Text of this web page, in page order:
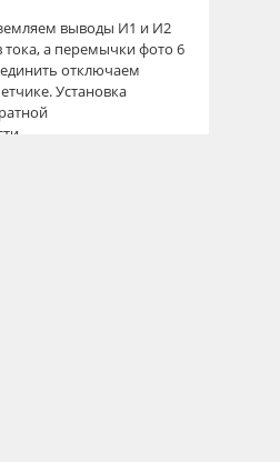
выводы И1 и И2
а перемычки фото 6
отключаем
Установка